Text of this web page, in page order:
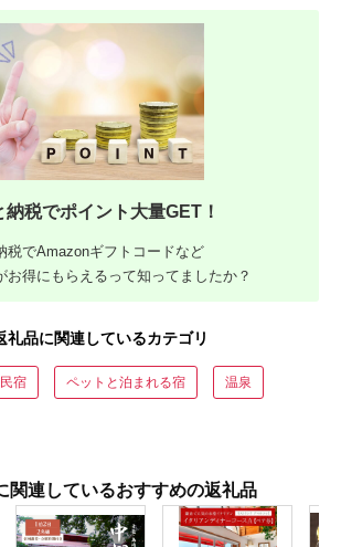
納税でポイント大量GET！
税でAmazonギフトコードなど
お得にもらえるって知ってましたか？
礼品に関連しているカテゴリ
宿 ペットと泊まれる宿 温泉
関連しているおすすめの返礼品